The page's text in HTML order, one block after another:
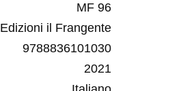
MF 96
Edizioni il Frangente
9788836101030
2021